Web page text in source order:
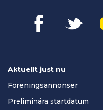
Aktuellt just nu
Föreningsannonser
Preliminära startdatum